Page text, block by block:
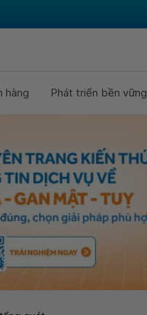
hàng Phát triển bền vững